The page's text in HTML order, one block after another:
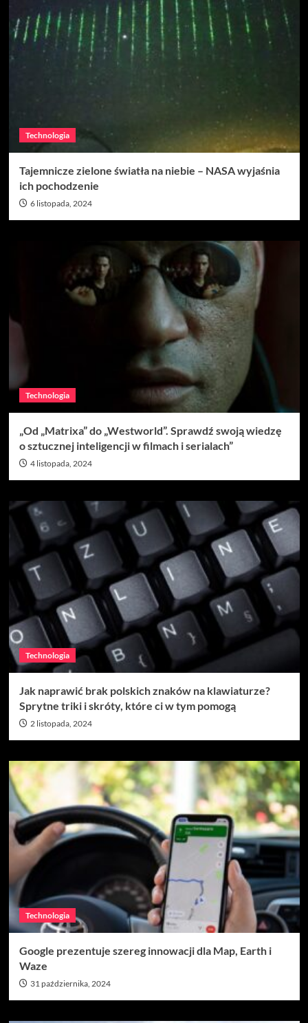
Technologia
Tajemnicze zielone światła na niebie – NASA wyjaśnia
ich pochodzenie
6 listopada, 2024
Technologia
„Od „Matrixa” do „Westworld”. Sprawdź swoją wiedzę
o sztucznej inteligencji w filmach i serialach”
4 listopada, 2024
Technologia
Jak naprawić brak polskich znaków na klawiaturze?
Sprytne triki i skróty, które ci w tym pomogą
2 listopada, 2024
Technologia
Google prezentuje szereg innowacji dla Map, Earth i
Waze
31 października, 2024